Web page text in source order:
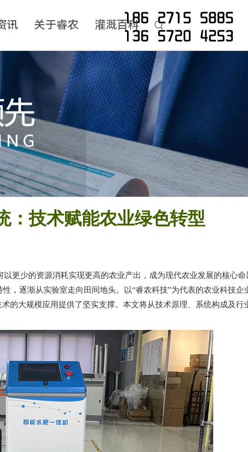
：技术赋能农业绿色转型
更少的资源消耗实现更高的农业产出，成为现代农业发展的核心命
，逐渐从实验室走向田间地头。以“睿农科技”为代表的农业科技企
的大规模应用提供了坚实支撑。本文将从技术原理、系统构成及行
讯 关于睿农 灌溉百科